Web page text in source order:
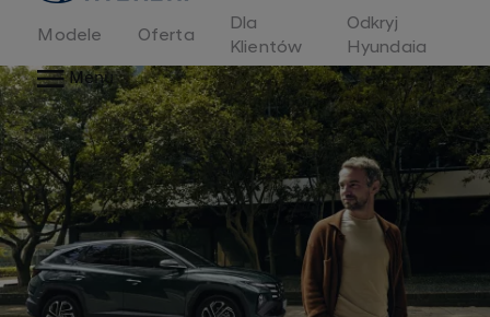
Modele Oferta
Dla
Klientów
Odkryj
Hyundaia
Menu